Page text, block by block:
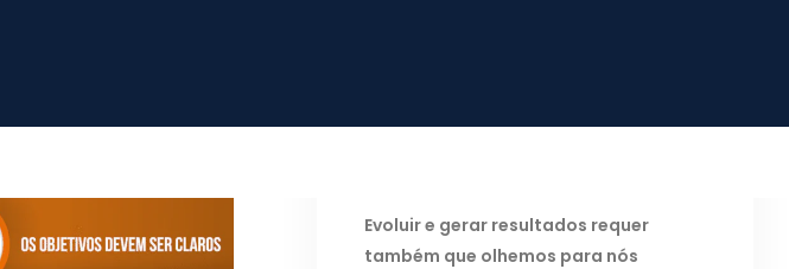
Evoluir e gerar resultados requer
também que olhemos para nós